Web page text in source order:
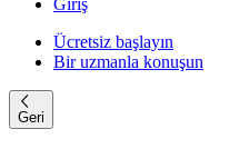
Giriş
Ücretsiz başlayın
Bir uzmanla konuşun
Geri